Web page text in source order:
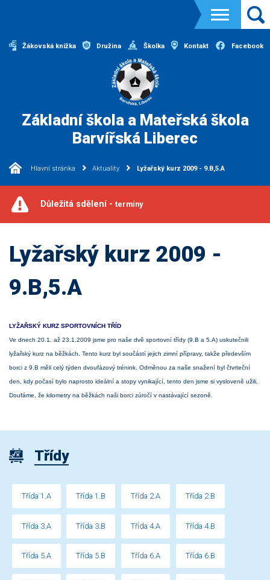
Žákovská knížka Družina Školka Kontakt Facebook
Základní škola a Mateřská škola
Barvířská Liberec
Hlavní stránka Aktuality Lyžařský kurz 2009 - 9.B,5.A
Důležitá sdělení - termíny
Lyžařský kurz 2009 -
9.B,5.A
LYŽAŘSKÝ KURZ SPORTOVNÍCH TŘÍD
Ve dnech 20.1. až 23.1.2009 jsme pro naše dvě sportovní třídy (9.B a 5.A) uskutečnili
lyžařský kurz na běžkách. Tento kurz byl součástí jejich zimní přípravy, takže především
borci z 9.B měli celý týden dvoufázový trénink. Odměnou za naše snažení byl čtvrteční
den, kdy počasí bylo naprosto ideální a stopy vynikající, tento den jsme si vysloveně užili.
Doufáme, že kilometry na běžkách naši borci zúročí v nastávající sezoně.
Třídy
Třída 1.A Třída 1.B Třída 2.A Třída 2.B
Třída 3.A Třída 3.B Třída 4.A Třída 4.B
Třída 5.A Třída 5.B Třída 6.A Třída 6.B